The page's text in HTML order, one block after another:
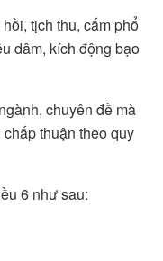
tịch thu, cấm phổ
dâm, kích động bạo
chuyên đề mà
thuận theo quy
6 như sau: